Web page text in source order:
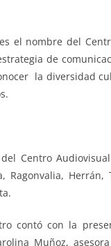
es el nombre del
de
la diversidad
Centro
Herrán,
contó con la
Muñoz,